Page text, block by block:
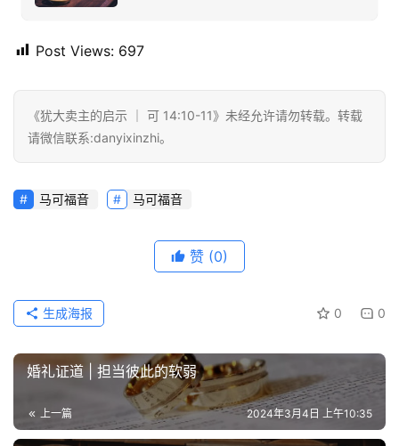
Post Views: 697
《犹大卖主的启示 ｜ 可 14:10-11》未经允许请勿转载。转载
请微信联系:danyixinzhi。
马可福音 马可福音
赞 (0)
0 0
生成海报
婚礼证道 | 担当彼此的软弱
上一篇 2024年3月4日 上午10:35